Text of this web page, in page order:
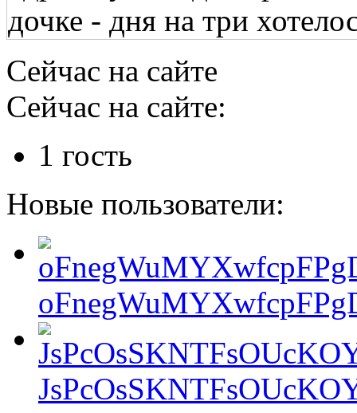
дочке - дня на три
Сейчас на сайте
Сейчас на сайте:
1 гость
Новые пользователи: